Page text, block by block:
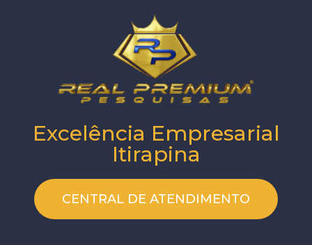
Excelência Empresarial
Itirapina
CENTRAL DE ATENDIMENTO